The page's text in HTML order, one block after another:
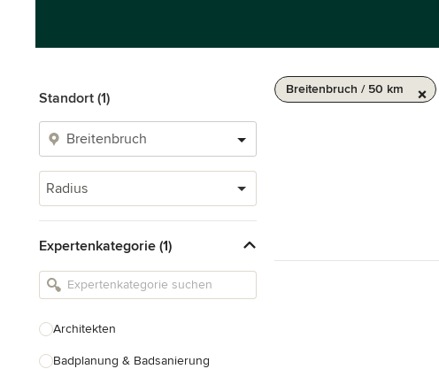
Standort (1)
Radius
Expertenkategorie (1)
Architekten
Badplanung & Badsanierung
Breitenbruch / 50 km